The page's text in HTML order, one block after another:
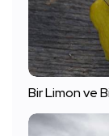
Bir Limon ve